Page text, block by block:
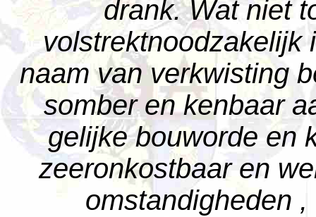
drank. Wat niet
volstrektnoodzakelijk
naam van verkwisting
somber en kenbaar
gelijke bouworde en
zeeronkostbaar en
omstandigheden